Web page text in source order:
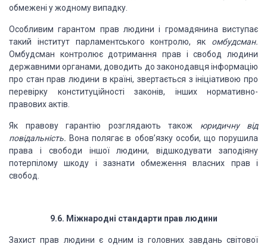
обмежені у жодному випадку.
Особливим гарантом прав людини і громадянина висту­пає
такий інститутпарламентського контролю, як омбудсман.
Омбудсман контролює дотримання прав і свобод лю­дини
державними органами, доводить до законодавця ін­формацію
про стан прав людини в країні, звертається зініціативою про
перевірку конституційності законів, інших нормативно-
правових актів.
Як правову гарантію розглядають також юридичну від­
повідальність. Вона полягає в обов’язку особи, що пору­шила
права і свободи іншої людини, відшкодувати заподі­яну
потерпілому шкоду і зазнати обмеження власних прав і
свобод.
9.6. Міжнародні стандарти правлюдини
Захист прав людини є одним із головних завдань світової